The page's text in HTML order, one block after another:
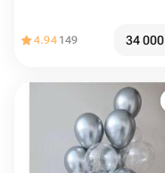
4.94 149 34 000